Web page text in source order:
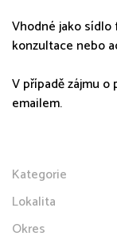
Vhodné jako
konzultace nebo
V případě zájmu
emailem.
Kategorie
Lokalita
Okres